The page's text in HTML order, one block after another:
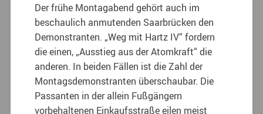
Der frühe Montagabend gehört auch im
beschaulich anmutenden Saarbrücken den
Demonstranten. „Weg mit Hartz IV“ fordern
die einen, „Ausstieg aus der Atomkraft“ die
anderen. In beiden Fällen ist die Zahl der
Montagsdemonstranten überschaubar. Die
Passanten in der allein Fußgängern
vorbehaltenen Einkaufsstraße eilen meist